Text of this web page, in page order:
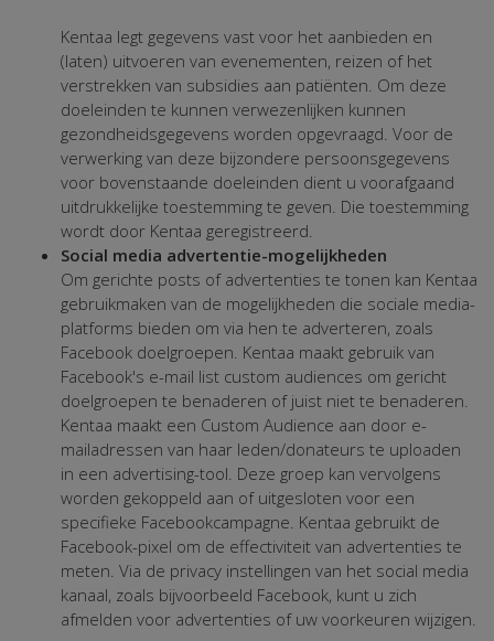
Kentaa legt gegevens vast voor het aanbieden en
(laten) uitvoeren van evenementen, reizen of het
verstrekken van subsidies aan patiënten. Om deze
doeleinden te kunnen verwezenlijken kunnen
gezondheidsgegevens worden opgevraagd. Voor de
verwerking van deze bijzondere persoonsgegevens
voor bovenstaande doeleinden dient u voorafgaand
uitdrukkelijke toestemming te geven. Die toestemming
wordt door Kentaa geregistreerd.
Social media advertentie-mogelijkheden
Om gerichte posts of advertenties te tonen kan Kentaa
gebruikmaken van de mogelijkheden die sociale media-
platforms bieden om via hen te adverteren, zoals
Facebook doelgroepen. Kentaa maakt gebruik van
Facebook's e-mail list custom audiences om gericht
doelgroepen te benaderen of juist niet te benaderen.
Kentaa maakt een Custom Audience aan door e-
mailadressen van haar leden/donateurs te uploaden
in een advertising-tool. Deze groep kan vervolgens
worden gekoppeld aan of uitgesloten voor een
specifieke Facebookcampagne. Kentaa gebruikt de
Facebook-pixel om de effectiviteit van advertenties te
meten. Via de privacy instellingen van het social media
kanaal, zoals bijvoorbeeld Facebook, kunt u zich
afmelden voor advertenties of uw voorkeuren wijzigen.